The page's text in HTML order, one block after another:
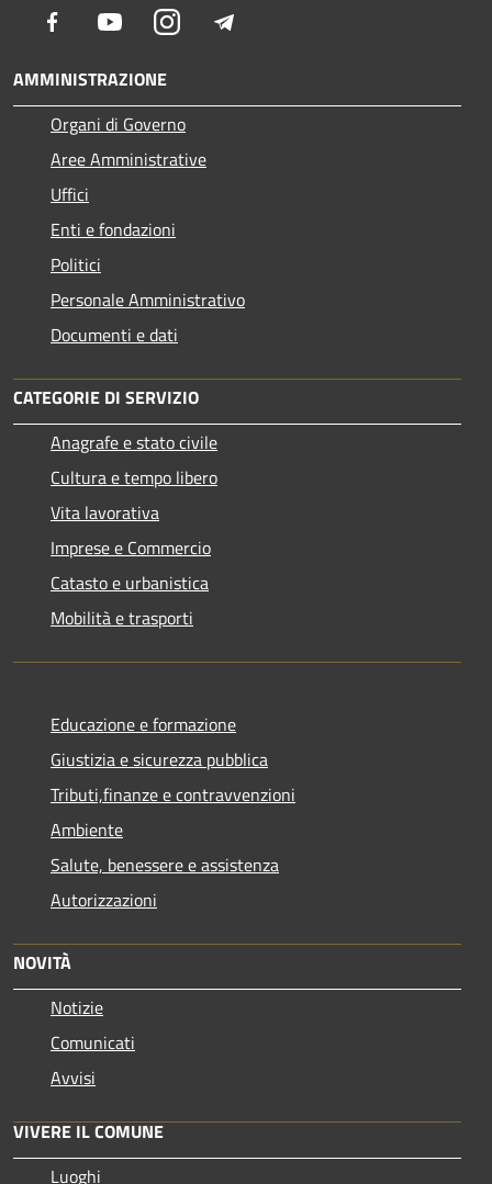
Facebook YoutubeInstagram
AMMINISTRAZIONE
Organi di Governo
Aree Amministrative
Uffici
Enti e fondazioni
Politici
Personale Amministrativo
Documenti e dati
CATEGORIE DI SERVIZIO
Anagrafe e stato civile
Cultura e tempo libero
Vita lavorativa
Imprese e Commercio
Catasto e urbanistica
Mobilità e trasporti
Educazione e formazione
Giustizia e sicurezza pubblica
Tributi,finanze e contravvenzioni
Ambiente
Salute, benessere e assistenza
Autorizzazioni
NOVITÀ
Notizie
Comunicati
Avvisi
VIVERE IL COMUNE
Luoghi